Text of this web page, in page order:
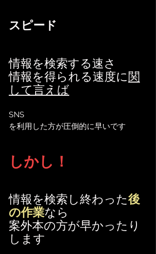
スピード
情報を検索する速さ
情報を得られる速度に関
して言えば
SNS
を利用した方が圧倒的に早いです
しかし！
情報を検索し終わった後
の作業なら
案外本の方が早かったり
します